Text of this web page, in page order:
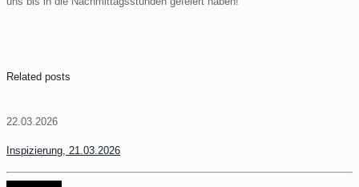
Related posts
22.03.2026
Inspizierung, 21.03.2026